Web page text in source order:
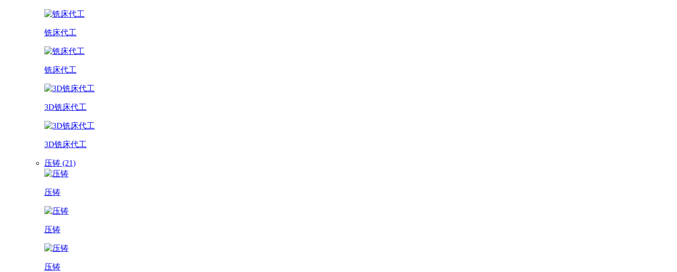
铣床代工
铣床代工
3D铣床代工
3D铣床代工
压铸 (21)
压铸
压铸
压铸